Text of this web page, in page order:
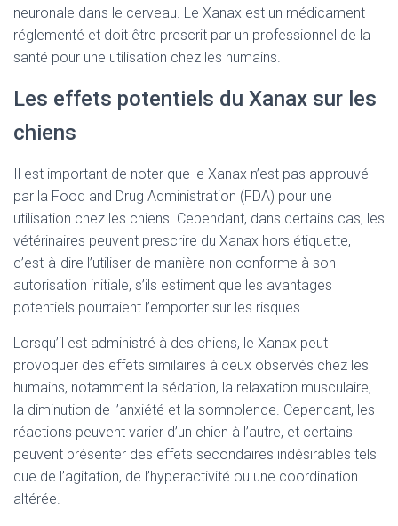
neuronale dans le cerveau. Le Xanax est un médicament
réglementé et doit être prescrit par un professionnel de la
santé pour une utilisation chez les humains.
Les effets potentiels du Xanax sur les
chiens
Il est important de noter que le Xanax n’est pas approuvé
par la Food and Drug Administration (FDA) pour une
utilisation chez les chiens. Cependant, dans certains cas, les
vétérinaires peuvent prescrire du Xanax hors étiquette,
c’est-à-dire l’utiliser de manière non conforme à son
autorisation initiale, s’ils estiment que les avantages
potentiels pourraient l’emporter sur les risques.
Lorsqu’il est administré à des chiens, le Xanax peut
provoquer des effets similaires à ceux observés chez les
humains, notamment la sédation, la relaxation musculaire,
la diminution de l’anxiété et la somnolence. Cependant, les
réactions peuvent varier d’un chien à l’autre, et certains
peuvent présenter des effets secondaires indésirables tels
que de l’agitation, de l’hyperactivité ou une coordination
altérée.